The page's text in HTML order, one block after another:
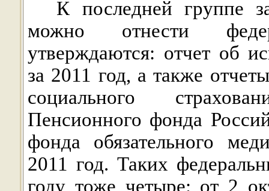
К последней группе
можно отнести
утверждаются: отчет об
за 2011 год, а также
социального
Пенсионного фонда
фонда обязательного
2011 год. Таких
году тоже четыре: от 2